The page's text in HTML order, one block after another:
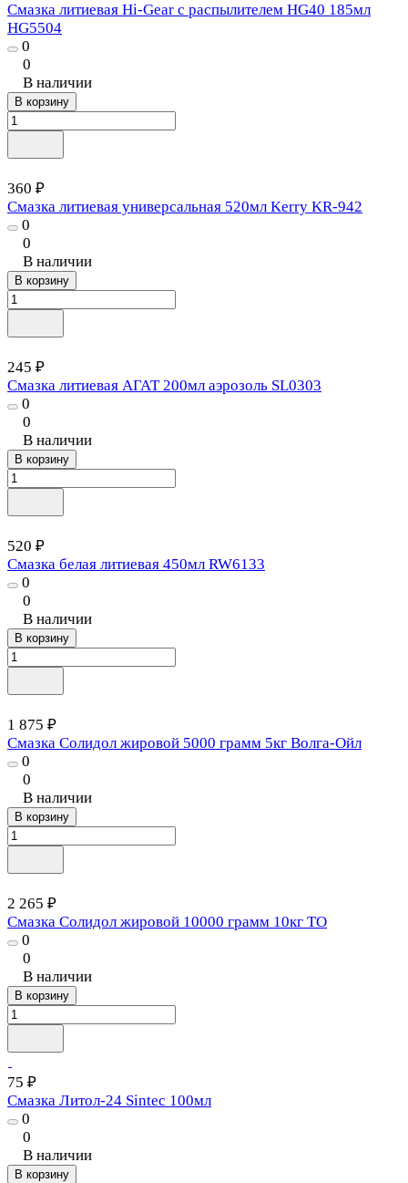
Смазка литиевая Hi-Gear с распылителем HG40 185мл
HG5504
0
0
В наличии
В корзину
360 ₽
Смазка литиевая универсальная 520мл Kerry KR-942
0
0
В наличии
В корзину
245 ₽
Смазка литиевая АГАТ 200мл аэрозоль SL0303
0
0
В наличии
В корзину
520 ₽
Смазка белая литиевая 450мл RW6133
0
0
В наличии
В корзину
1 875 ₽
Смазка Солидол жировой 5000 грамм 5кг Волга-Ойл
0
0
В наличии
В корзину
2 265 ₽
Смазка Солидол жировой 10000 грамм 10кг ТО
0
0
В наличии
В корзину
75 ₽
Смазка Литол-24 Sintec 100мл
0
0
В наличии
В корзину